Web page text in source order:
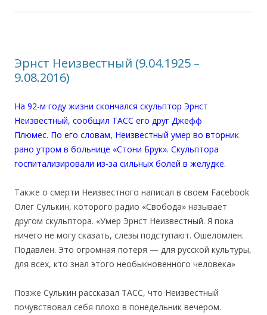
Эрнст Неизвестный (9.04.1925 –
9.08.2016)
На 92-м году жизни скончался скульптор Эрнст
Неизвестный, сообщил ТАСС его друг Джефф
Плюмес. По его словам, Неизвестный умер во вторник
рано утром в больнице «Стони Брук». Скульптора
госпитализировали из-за сильных болей в желудке.
Также о смерти Неизвестного написал в своем Facebook
Олег Сулькин, которого радио «Свобода» называет
другом скульптора. «Умер Эрнст Неизвестный. Я пока
ничего не могу сказать, слезы подступают. Ошеломлен.
Подавлен. Это огромная потеря — для русской культуры,
для всех, кто знал этого необыкновенного человека»
Позже Сулькин рассказал ТАСС, что Неизвестный
почувствовал себя плохо в понедельник вечером.